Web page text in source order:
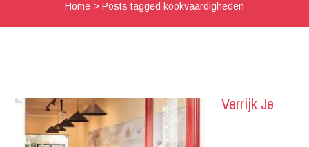
Home> Posts tagged kookvaardigheden
Verrijk Je